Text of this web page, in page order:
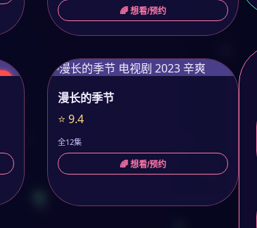
🌈 想看/预约
漫长的季节
⭐ 9.4
全12集
🌈 想看/预约